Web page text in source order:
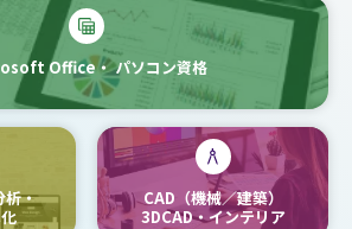
Office・パソコン資格
析・
CAD（機械／建築）
3DCAD・インテリア